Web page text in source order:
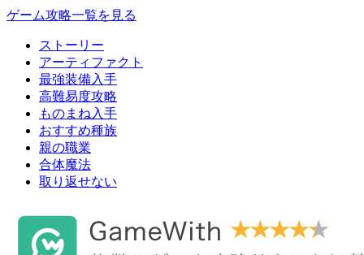
ゲーム攻略一覧を見る
ストーリー
アーティファクト
最強装備入手
高難易度攻略
ものまね入手
おすすめ種族
親の職業
合体魔法
取り返せない